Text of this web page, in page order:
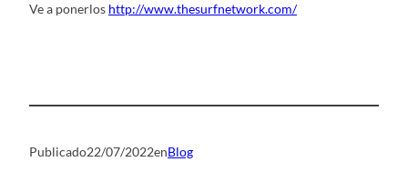
Ve a ponerlos http://www.thesurfnetwork.com/
Publicado22/07/2022enBlog